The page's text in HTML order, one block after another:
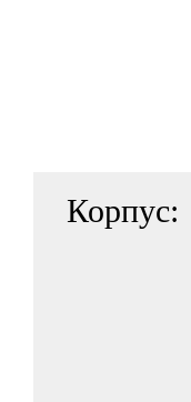
Корпус: